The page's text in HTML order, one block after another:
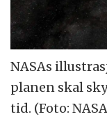
NASAs
planen skal
tid. (Foto: